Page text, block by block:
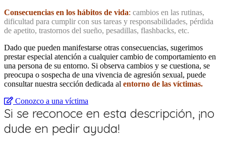
Consecuencias en los hábitos de vida: cambios en las rutinas,
dificultad para cumplir con sus tareas y responsabilidades, pérdida
de apetito, trastornos del sueño, pesadillas, flashbacks, etc.
Dado que pueden manifestarse otras consecuencias, sugerimos
prestar especial atención a cualquier cambio de comportamiento en
una persona de su entorno. Si observa cambios y se cuestiona, se
preocupa o sospecha de una vivencia de agresión sexual, puede
consultar nuestra sección dedicada al entorno de las víctimas.
Conozco a una víctima
Si se reconoce en esta descripción, ¡no
dude en pedir ayuda!